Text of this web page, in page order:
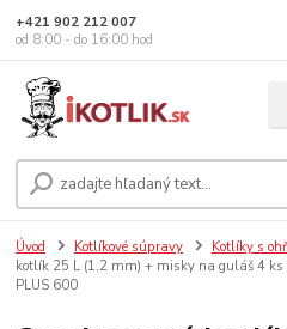
+421 902 212 007
od 8:00 - do 16:00 hod
Úvod Kotlíkové súpravy Kotlíky s
kotlík 25 L (1,2 mm) + misky na guláš 4
PLUS 600